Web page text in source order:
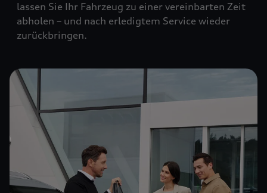
lassen Sie Ihr Fahrzeug zu einer vereinbarten Zeit
abholen – und nach erledigtem Service wieder
zurückbringen.